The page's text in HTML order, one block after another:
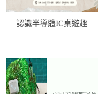
認識半導體IC桌遊趣